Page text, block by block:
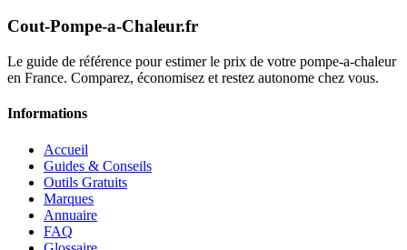
Cout-Pompe-a-Chaleur.fr
Le guide de référence pour estimer le prix de votre pompe-a-chaleur
en France. Comparez, économisez et restez autonome chez vous.
Informations
Accueil
Guides & Conseils
Outils Gratuits
Marques
Annuaire
FAQ